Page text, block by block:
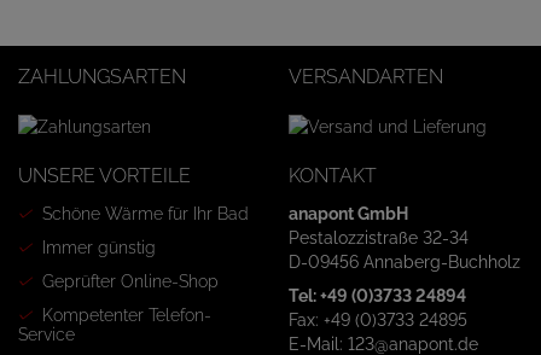
ZAHLUNGSARTEN VERSANDARTEN
UNSERE VORTEILE
Schöne Wärme für Ihr Bad
Immer günstig
Geprüfter Online-Shop
Kompetenter Telefon-
Service
KONTAKT
anapont GmbH
Pestalozzistraße 32-34
D-09456 Annaberg-Buchholz
Tel: +49 (0)3733 24894
Fax: +49 (0)3733 24895
E-Mail: 123@anapont.de